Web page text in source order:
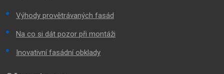
Výhody provětrávaných fasád
Na co si dát pozor při montáži
Inovativní fasádní obklady